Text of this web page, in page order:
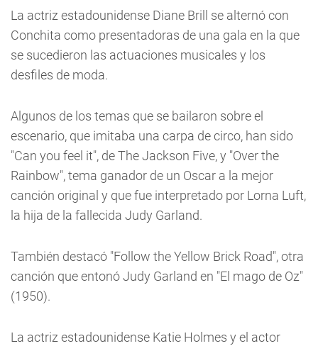
La actriz estadounidense Diane Brill se alternó con
Conchita como presentadoras de una gala en la que
se sucedieron las actuaciones musicales y los
desfiles de moda.
Algunos de los temas que se bailaron sobre el
escenario, que imitaba una carpa de circo, han sido
"Can you feel it", de The Jackson Five, y "Over the
Rainbow", tema ganador de un Oscar a la mejor
canción original y que fue interpretado por Lorna Luft,
la hija de la fallecida Judy Garland.
También destacó "Follow the Yellow Brick Road", otra
canción que entonó Judy Garland en "El mago de Oz"
(1950).
La actriz estadounidense Katie Holmes y el actor